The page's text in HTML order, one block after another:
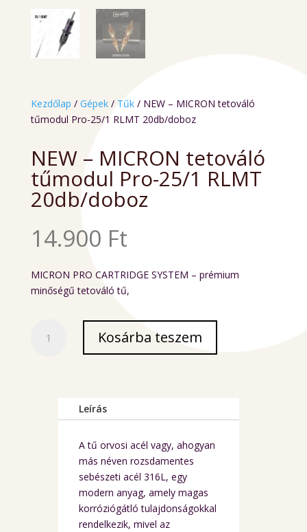
Kezdőlap / Gépek/ Tűk/ NEW – MICRON tetováló
tűmodul Pro-25/1 RLMT 20db/doboz
NEW – MICRON tetováló
tűmodul Pro-25/1 RLMT
20db/doboz
14.900 Ft
MICRON PRO CARTRIDGE SYSTEM – prémium
minőségű tetováló tű,
20db/doboz
Kosárba teszem
Leírás
A tű orvosi acél vagy, ahogyan
más néven rozsdamentes
sebészeti acél 316L, egy
modern anyag, amely magas
korróziógátló tulajdonságokkal
rendelkezik, mivel az